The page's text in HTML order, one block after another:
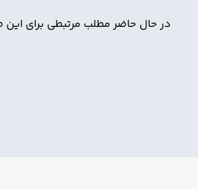
در حال حاضر مطلب مرتبطی برای